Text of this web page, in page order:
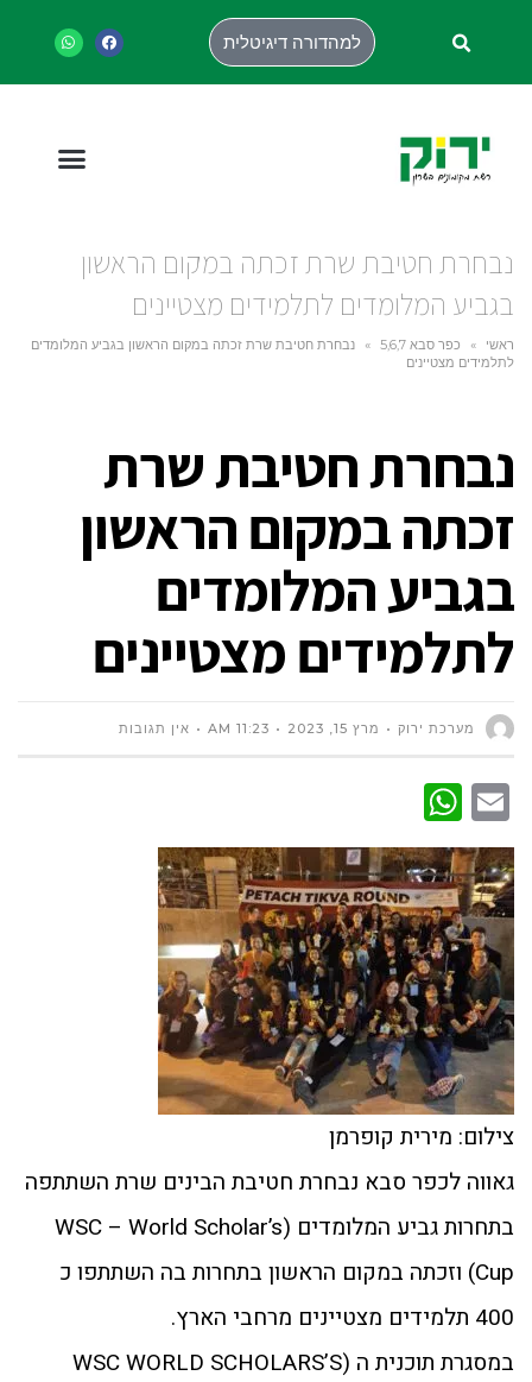
למהדורה דיגיטלית
נבחרת חטיבת שרת זכתה במקום הראשון
בגביע המלומדים לתלמידים מצטיינים
ראשי » כפר סבא 5,6,7 »
נבחרת חטיבת שרת זכתה במקום הראשון בגביע המלומדים
לתלמידים מצטיינים
נבחרת חטיבת שרת
זכתה במקום הראשון
בגביע המלומדים
לתלמידים מצטיינים
מערכת ירוק מרץ 15, 2023 11:23 AM אין תגובות
Email
צילום: מירית קופרמן
גאווה לכפר סבא נבחרת חטיבת הבינים שרת השתתפה
בתחרות גביע המלומדים (WSC – World Scholar’s
Cup) וזכתה במקום הראשון בתחרות בה השתתפו כ
400 תלמידים מצטיינים מרחבי הארץ.
במסגרת תוכנית ה (WSC WORLD SCHOLARS’S